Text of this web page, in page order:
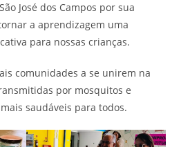
José dos Campos por sua
a aprendizagem uma
para nossas crianças.
comunidades a se unirem na
por mosquitos e
saudáveis para todos.